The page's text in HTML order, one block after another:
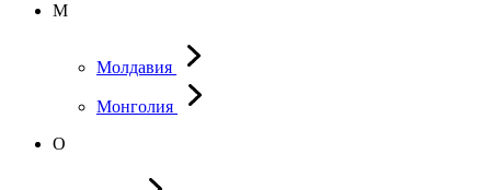
М
Молдавия
Монголия
О